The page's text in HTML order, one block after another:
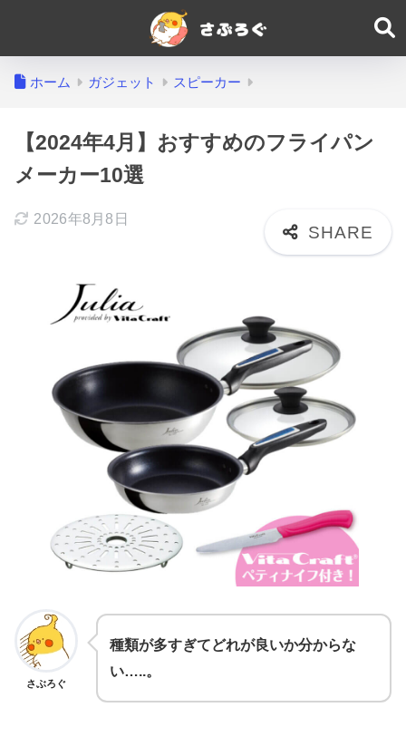
ホーム ガジェット スピーカー
【2024年4月】おすすめのフライパン
メーカー10選
2026年8月8日
さぶろぐ
種類が多すぎてどれが良いか分からな
い…..。